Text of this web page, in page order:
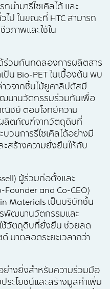
นำมารีไซเคิลได้ และ
ไป ในขณะที่ HTC สามารถ
วภาพและใช้ใน
ด้ร่วมกันทดลองการผลิตสาร
น Bio-PET ในเบื้องต้น พบ
วจากชิ้นไม้ยูคาลิปตัสมี
นานวัตกรรมร่วมกันเพื่อ
าณิชย์ ตอบโจทย์ความ
ผลิตภัณฑ์จากวัตถุดิบที่
วนการรีไซเคิลได้อย่างมี
สร้างความยั่งยืนให้กับ
ผู้ร่วมก่อตั้งและ
Founder and Co-CEO)
Materials เป็นบริษัทชั้น
พัฒนานวัตกรรมและ
ใช้วัตถุดิบที่ยั่งยืน ช่วยลด
มาตลอดระยะเวลากว่า
ย่างยิ่งสำหรับความร่วมมือ
ระโยชน์และสร้างมูลค่าเพิ่ม